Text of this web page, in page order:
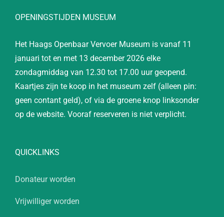
OPENINGSTIJDEN MUSEUM
Het Haags Openbaar Vervoer Museum is vanaf 11
januari tot en met 13 december 2026 elke
zondagmiddag van 12.30 tot 17.00 uur geopend.
Kaartjes zijn te koop in het museum zelf (alleen pin:
geen contant geld), of via de groene knop linksonder
op de website. Vooraf reserveren is niet verplicht.
QUICKLINKS
Donateur worden
Vrijwilliger worden